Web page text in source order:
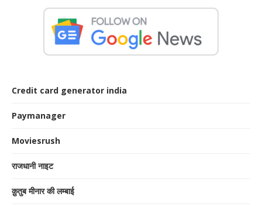
Credit card generator india
Paymanager
Moviesrush
राजधानी नाइट
क़ुतुब मीनार की लम्बाई